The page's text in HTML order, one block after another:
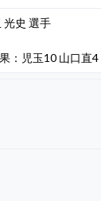
光史 選手
果：児玉10 山口直4